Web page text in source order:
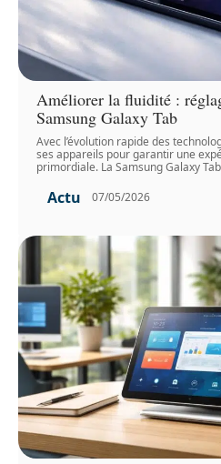
Améliorer la fluidité :
Samsung Galaxy Tab
Avec l’évolution rapide des
ses appareils pour garantir une
primordiale. La Samsung Galaxy
Actu 07/05/2026